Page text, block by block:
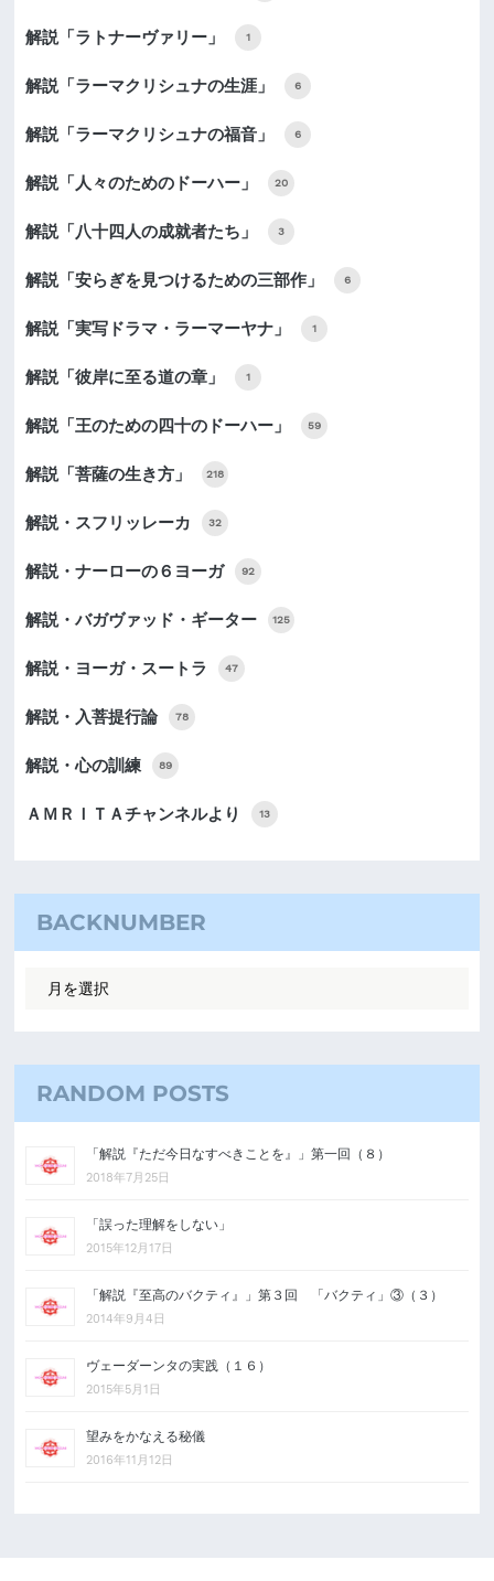
解説「ラトナーヴァリー」 1
解説「ラーマクリシュナの生涯」 6
解説「ラーマクリシュナの福音」 6
解説「人々のためのドーハー」 20
解説「八十四人の成就者たち」 3
解説「安らぎを見つけるための三部作」 6
解説「実写ドラマ・ラーマーヤナ」 1
解説「彼岸に至る道の章」 1
解説「王のための四十のドーハー」 59
解説「菩薩の生き方」 218
解説・スフリッレーカ 32
解説・ナーローの６ヨーガ 92
解説・バガヴァッド・ギーター 125
解説・ヨーガ・スートラ 47
解説・入菩提行論 78
解説・心の訓練 89
ＡＭＲＩＴＡチャンネルより 13
BACKNUMBER
RANDOM POSTS
「解説『ただ今日なすべきことを』」第一回（８）
2018年7月25日
「誤った理解をしない」
2015年12月17日
「解説『至高のバクティ』」第３回 「バクティ」③（３）
2014年9月4日
ヴェーダーンタの実践（１６）
2015年5月1日
望みをかなえる秘儀
2016年11月12日